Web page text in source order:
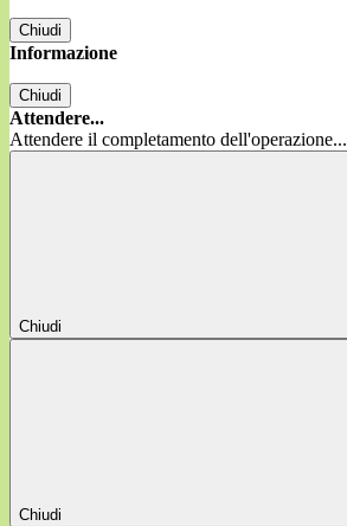
Chiudi
Informazione
Chiudi
Attendere...
Attendere il completamento dell'operazione...
Chiudi
Chiudi